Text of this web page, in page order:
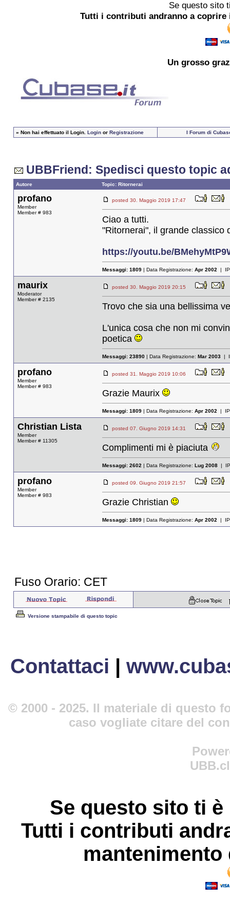
Se questo sito
Tutti i contributi andranno a
Un grosso
» Non hai effettuato il Login. Loginor Registrazione I Forum di
UBBFriend: Spedisci questo topic
Autore Topic: Ritornerai
profano
Member
Member # 983
posted 30. Maggio 2019 17:47
Ciao a tutti.
"Ritornerai", il grande
https://youtu.be/
Messaggi: 1809| Data Registrazione: Apr 2002 |
maurix
Moderator
Member # 2135
posted 30. Maggio 2019 20:15
Trovo che sia una bellissima
L'unica cosa che non mi
poetica
Messaggi: 23890| Data Registrazione: Mar 2003|
profano
Member
Member # 983
posted 31. Maggio 2019 10:06
Grazie Maurix
Messaggi: 1809| Data Registrazione: Apr 2002 |
Christian Lista
Member
Member # 11305
posted 07. Giugno 2019 14:31
Complimenti mi è piaciuta
Messaggi: 2602 | Data Registrazione: Lug 2008|
profano
Member
Member # 983
posted 09. Giugno 2019 21:57
Grazie Christian
Messaggi: 1809| Data Registrazione: Apr 2002 |
Fuso Orario: CET
Versione stampabile di questo topic
Contattaci |
© 2000 - 2025. Il materiale di questo
caso vogliate citare del
Se questo sito ti
Tutti i contributi